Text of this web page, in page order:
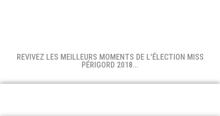
REVIVEZ LES MEILLEURS MOMENTS DE L'ÉLECTION MISS
PÉRIGORD 2018...